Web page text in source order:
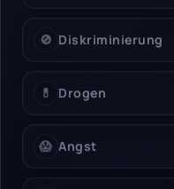
🚫 Diskriminierung
💊 Drogen
😱 Angst